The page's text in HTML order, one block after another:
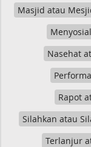
Masjid atau
Nasehat
Rapot
Silahkan atau
Terlanjur